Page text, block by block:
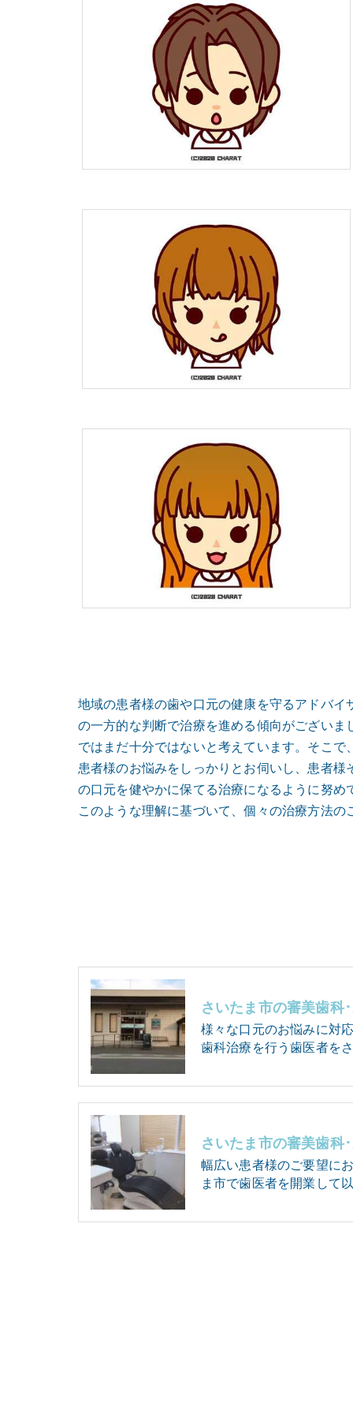
地域の患者様の歯や口元の健康を守るアドバ
の一方的な判断で治療を進める傾向がござい
ではまだ十分ではないと考えています。そこ
患者様のお悩みをしっかりとお伺いし、患者
の口元を健やかに保てる治療になるように努
このような理解に基づいて、個々の治療方法
様々な口元のお悩みに対
歯科治療を行う歯医者を
幅広い患者様のご要望に
ま市で歯医者を開業して